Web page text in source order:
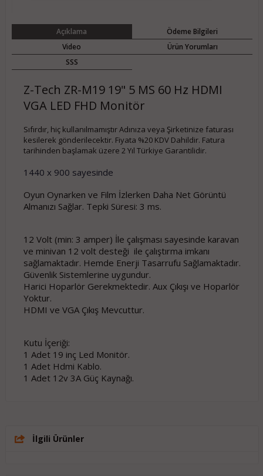
Açıklama
Ödeme Bilgileri
Video
Ürün Yorumları
SSS
Z-Tech ZR-M19 19" 5 MS 60 Hz HDMI
VGA LED FHD Monitör
Sıfırdır, hiç kullanılmamıştır Adınıza veya Şirketinize faturası
kesilerek gönderilecektir. Fiyata %20 KDV Dahildir. Fatura
tarihinden başlamak üzere 2 Yıl Türkiye Garantilidir.
1440 x 900 sayesinde
Oyun Oynarken ve Film İzlerken Daha Net Görüntü
Almanızı Sağlar. Tepki Süresi: 3 ms.
12 Volt (min: 3 amper) İle çalışması sayesinde karavan
ve minivan 12 volt desteği ile çalıştırma imkanı
sağlamaktadır. Hemde Enerji Tasarrufu Sağlamaktadır.
Güvenlik Sistemlerine uygundur.
Harici Hoparlör Gerekmektedir. Aux Çıkışı ve Hoparlör
Yoktur.
HDMI ve VGA Çıkış Mevcuttur.
Kutu İçeriği:
1 Adet 19 inç Led Monitör.
1 Adet Hdmi Kablo.
1 Adet 12v 3A Güç Kaynağı.
İlgili Ürünler